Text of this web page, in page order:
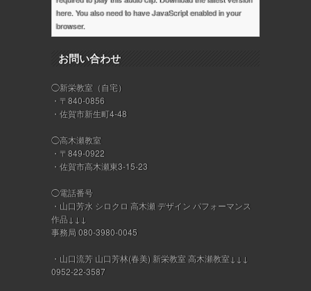
here. You also need to have JavaScript enabled in your
browser.
お問い合わせ
◯新栄教室（自宅）
・〒840-0856
・佐賀市新生町4-48
◯高木瀬教室
・〒849-0922
・佐賀市高木瀬東3-15-23
◯電話番号
・山口芳水 シロクロ 高木瀬 デザイン パフォーマンス
作品↓↓↓
事務局 080-3980-0045
・山口流芳 山口芳林(春美) 新栄教室 高木瀬教室↓↓↓
0952-22-3587